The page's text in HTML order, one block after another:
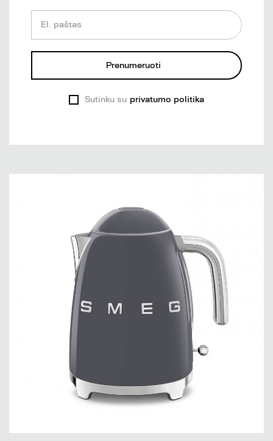
El. paštas
Prenumeruoti
Sutinku su privatumo politika